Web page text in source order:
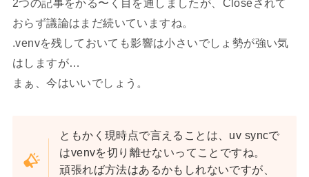
2つの記事をかる〜く目を通しましたが、Closeされて
おらず議論はまだ続いていますね。
.venvを残しておいても影響は小さいでしょ勢が強い気
はしますが…
まぁ、今はいいでしょう。
ともかく現時点で言えることは、uv syncで
はvenvを切り離せないってことですね。
頑張れば方法はあるかもしれないですが、